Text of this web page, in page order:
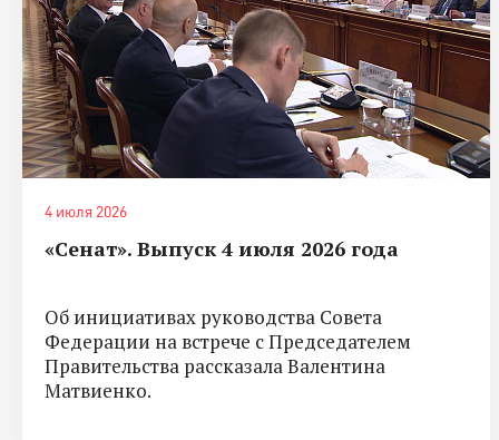
4 июля 2026
«Сенат». Выпуск 4 июля 2026 года
Об инициативах руководства Совета
Федерации на встрече с Председателем
Правительства рассказала Валентина
Матвиенко.